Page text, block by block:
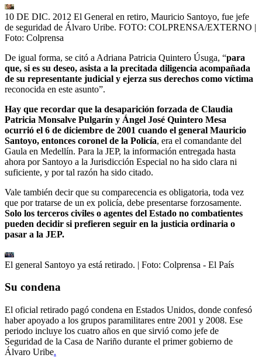
10 DE DIC. 2012 El General en retiro, Mauricio Santoyo, fue jefe
de seguridad de Álvaro Uribe. FOTO: COLPRENSA/EXTERNO |
Foto: Colprensa
De igual forma, se citó a Adriana Patricia Quintero Úsuga, “para
que, si es su deseo, asista a la precitada diligencia acompañada
de su representante judicial y ejerza sus derechos como víctima
reconocida en este asunto”.
Hay que recordar que la desaparición forzada de Claudia
Patricia Monsalve Pulgarín y Ángel José Quintero Mesa
ocurrió el 6 de diciembre de 2001 cuando el general Mauricio
Santoyo, entonces coronel de la Policía, era el comandante del
Gaula en Medellín. Para la JEP, la información entregada hasta
ahora por Santoyo a la Jurisdicción Especial no ha sido clara ni
suficiente, y por tal razón ha sido citado.
Vale también decir que su comparecencia es obligatoria, toda vez
que por tratarse de un ex policía, debe presentarse forzosamente.
Solo los terceros civiles o agentes del Estado no combatientes
pueden decidir si prefieren seguir en la justicia ordinaria o
pasar a la JEP.
El general Santoyo ya está retirado. | Foto: Colprensa - El País
Su condena
El oficial retirado pagó condena en Estados Unidos, donde confesó
haber apoyado a los grupos paramilitares entre 2001 y 2008. Ese
periodo incluye los cuatro años en que sirvió como jefe de
Seguridad de la Casa de Nariño durante el primer gobierno de
Álvaro Uribe.